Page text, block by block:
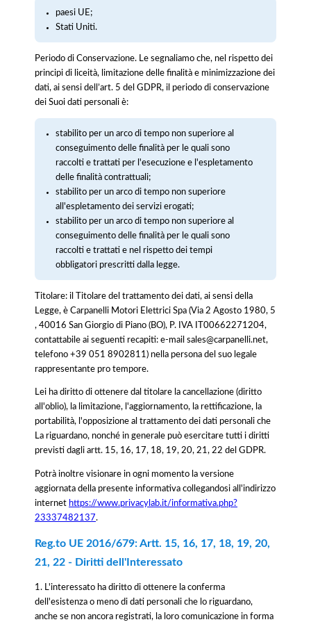
paesi UE;
Stati Uniti.
Periodo di Conservazione. Le segnaliamo che, nel rispetto dei
principi di liceità, limitazione delle finalità e minimizzazione dei
dati, ai sensi dell’art. 5 del GDPR, il periodo di conservazione
dei Suoi dati personali è:
stabilito per un arco di tempo non superiore al
conseguimento delle finalità per le quali sono
raccolti e trattati per l'esecuzione e l'espletamento
delle finalità contrattuali;
stabilito per un arco di tempo non superiore
all'espletamento dei servizi erogati;
stabilito per un arco di tempo non superiore al
conseguimento delle finalità per le quali sono
raccolti e trattati e nel rispetto dei tempi
obbligatori prescritti dalla legge.
Titolare: il Titolare del trattamento dei dati, ai sensi della
Legge, è Carpanelli Motori Elettrici Spa (Via 2 Agosto 1980, 5
, 40016 San Giorgio di Piano (BO), P. IVA IT00662271204,
contattabile ai seguenti recapiti: e-mail sales@carpanelli.net,
telefono +39 051 8902811) nella persona del suo legale
rappresentante pro tempore.
Lei ha diritto di ottenere dal titolare la cancellazione (diritto
all'oblio), la limitazione, l'aggiornamento, la rettificazione, la
portabilità, l'opposizione al trattamento dei dati personali che
La riguardano, nonché in generale può esercitare tutti i diritti
previsti dagli artt. 15, 16, 17, 18, 19, 20, 21, 22 del GDPR.
Potrà inoltre visionare in ogni momento la versione
aggiornata della presente informativa collegandosi all'indirizzo
internet https://www.privacylab.it/informativa.php?
23337482137.
Reg.to UE 2016/679: Artt. 15, 16, 17, 18, 19, 20,
21, 22 - Diritti dell'Interessato
1. L'interessato ha diritto di ottenere la conferma
dell'esistenza o meno di dati personali che lo riguardano,
anche se non ancora registrati, la loro comunicazione in forma